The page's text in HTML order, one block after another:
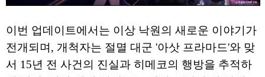
이번 업데이트에서는 이상 낙원의 새로운 이야기가
전개되며, 개척자는 절멸 대군 '아삿 프라마드'와 맞
서 15년 전 사건의 진실과 히메코의 행방을 추적하